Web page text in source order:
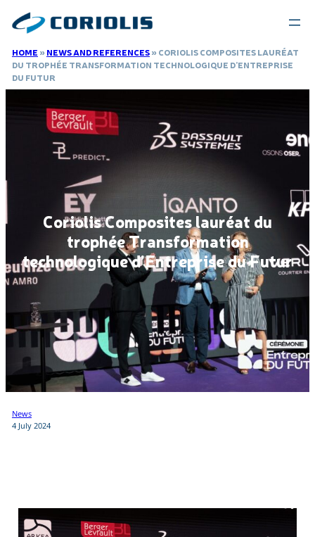
HOME »NEWS AND REFERENCES»CORIOLIS COMPOSITES LAURÉAT
DU TROPHÉE TRANSFORMATION TECHNOLOGIQUE D’ENTREPRISE
DU FUTUR
Coriolis Composites lauréat du
trophée Transformation
technologique d’Entreprise du Futur
News
4 July 2024